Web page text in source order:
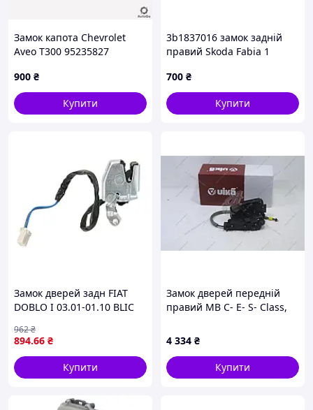
Замок капота Chevrolet
Aveo T300 95235827
900 ₴
Купити
3b1837016 замок задній
правий Skoda Fabia 1
700 ₴
Купити
Замок дверей задн FIAT
DOBLO I 03.01-01.10 BLIC
894.66 ₴
962₴
Купити
Замок дверей передній
правий MB C- E- S- Class,
(81303701) VIKA
4 334 ₴
Купити